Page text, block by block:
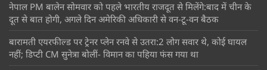
नेपाल PM बालेन सोमवार को पहले भारतीय राजदूत से मिलेंगे:बाद में चीन के
दूत से बात होगी, अगले दिन अमेरिकी अधिकारी से वन-टू-वन बैठक
बारामती एयरफील्ड पर ट्रेनर प्लेन रनवे से उतरा:2 लोग सवार थे, कोई घायल
नहीं; डिप्टी CM सुनेत्रा बोलीं- विमान का पहिया फंस गया था